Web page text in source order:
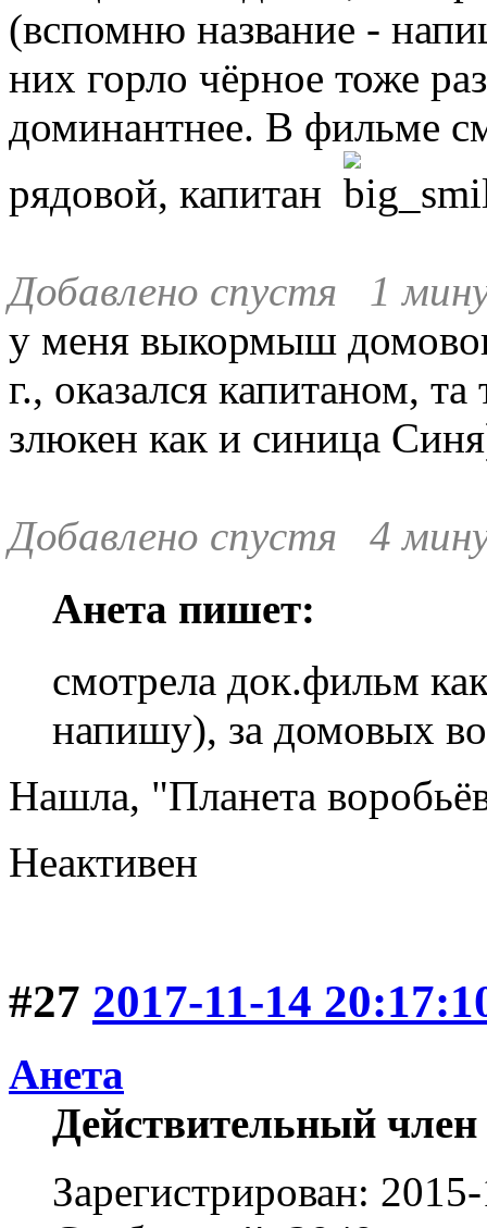
(вспомню название -
них горло чёрное тоже
доминантнее. В фильме
рядовой, капитан
Добавлено спустя 1
у меня выкормыш
г., оказался капитаном,
злюкен как и синица
Добавлено спустя 4
Анета пишет:
смотрела док.фильм
напишу), за домовых
Нашла, "Планета
Неактивен
#27 2017-11-14
Анета
Действительный член
Зарегистрирован: